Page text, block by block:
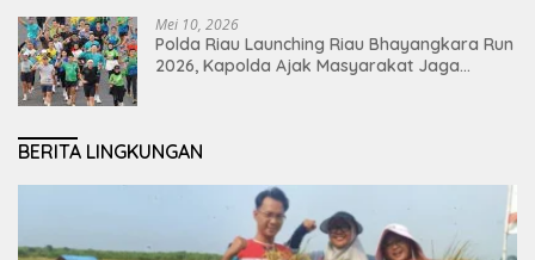
Mei 10, 2026
Polda Riau Launching Riau Bhayangkara Run
2026, Kapolda Ajak Masyarakat Jaga
BERITA LINGKUNGAN